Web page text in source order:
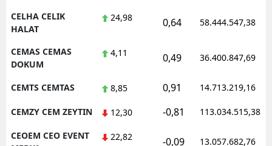
CELHA CELIK
HALAT
24,98 0,64 58.444.547,38
CEMAS CEMAS
DOKUM
4,11 0,49 36.400.847,69
CEMTS CEMTAS 8,85 0,91 14.713.219,16
CEMZY CEM ZEYTIN 12,30 -0,81 113.034.515,38
CEOEM CEO EVENT
22,82 -0,09 13.057.682,76